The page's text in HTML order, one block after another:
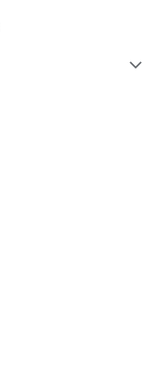
expand_more